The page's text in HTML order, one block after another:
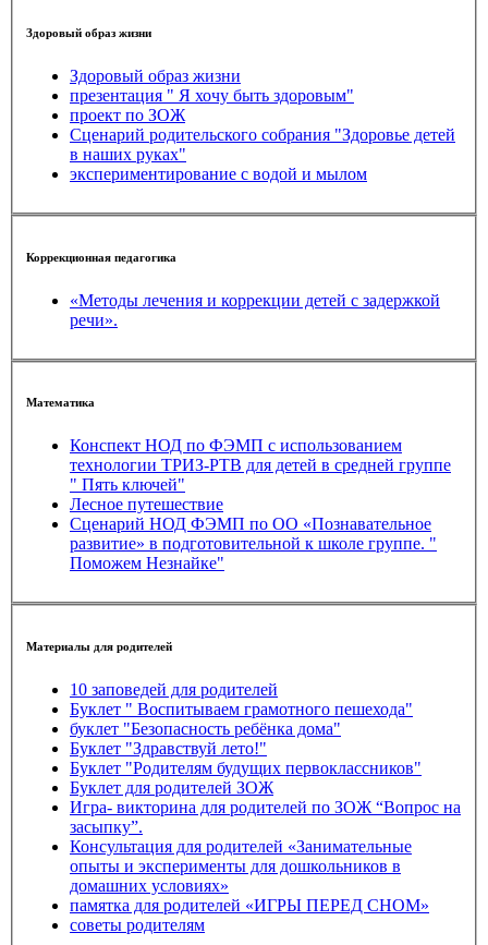
Здоровый образ жизни
Здоровый образ жизни
презентация " Я хочу быть здоровым"
проект по ЗОЖ
Сценарий родительского собрания "Здоровье детей
в наших руках"
экспериментирование с водой и мылом
Коррекционная педагогика
«Методы лечения и коррекции детей с задержкой
речи».
Математика
Конспект НОД по ФЭМП с использованием
технологии ТРИЗ-РТВ для детей в средней группе
" Пять ключей"
Лесное путешествие
Сценарий НОД ФЭМП по ОО «Познавательное
развитие» в подготовительной к школе группе. "
Поможем Незнайке"
Материалы для родителей
10 заповедей для родителей
Буклет " Воспитываем грамотного пешехода"
буклет "Безопасность ребёнка дома"
Буклет "Здравствуй лето!"
Буклет "Родителям будущих первоклассников"
Буклет для родителей ЗОЖ
Игра- викторина для родителей по ЗОЖ “Вопрос на
засыпку”.
Консультация для родителей «Занимательные
опыты и эксперименты для дошкольников в
домашних условиях»
памятка для родителей «ИГРЫ ПЕРЕД СНОМ»
советы родителям